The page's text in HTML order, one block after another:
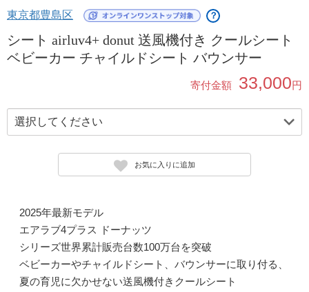
東京都豊島区 ？
シート airluv4+ donut 送風機付き クールシート
ベビーカー チャイルドシート バウンサー
寄付金額 33,000円
お気に入りに追加
2025年最新モデル
エアラブ4プラス ドーナッツ
シリーズ世界累計販売台数100万台を突破
ベビーカーやチャイルドシート、バウンサーに取り付る、
夏の育児に欠かせない送風機付きクールシート